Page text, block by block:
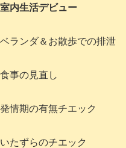
室内生活デビュー
ベランダ＆お散歩での排泄
食事の見直し
発情期の有無チエック
いたずらのチエック